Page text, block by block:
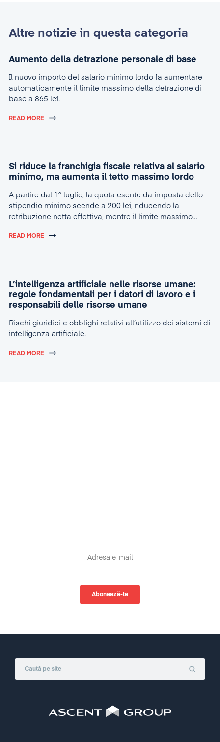
Altre notizie in questa categoria
Aumento della detrazione personale di base
Il nuovo importo del salario minimo lordo fa aumentare
automaticamente il limite massimo della detrazione di
base a 865 lei.
READ MORE
Si riduce la franchigia fiscale relativa al salario
minimo, ma aumenta il tetto massimo lordo
A partire dal 1° luglio, la quota esente da imposta dello
stipendio minimo scende a 200 lei, riducendo la
retribuzione netta effettiva, mentre il limite massimo
lei.
READ MORE
L’intelligenza artificiale nelle risorse umane:
regole fondamentali per i datori di lavoro e i
responsabili delle risorse umane
Rischi giuridici e obblighi relativi all’utilizzo dei sistemi di
intelligenza artificiale.
READ MORE